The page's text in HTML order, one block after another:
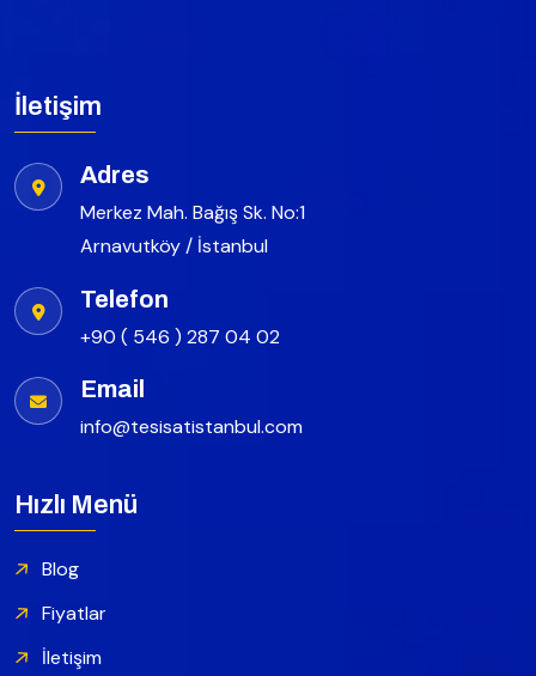
İletişim
Adres
Merkez Mah. Bağış Sk. No:1
Arnavutköy / İstanbul
Telefon
+90 ( 546 ) 287 04 02
Email
info@tesisatistanbul.com
Hızlı Menü
Blog
Fiyatlar
İletişim